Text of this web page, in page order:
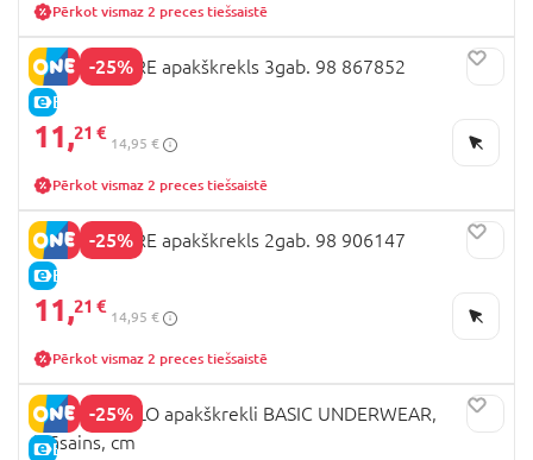
Pērkot vismaz 2 preces tiešsaistē
-25%
E-CENA
MOTHERCARE apakškrekls 3gab. 98 867852
11,21 €
14,95 €
Pērkot vismaz 2 preces tiešsaistē
-25%
E-CENA
MOTHERCARE apakškrekls 2gab. 98 906147
11,21 €
14,95 €
Pērkot vismaz 2 preces tiešsaistē
-25%
E-CENA
COCCODRILLO apakškrekli BASIC UNDERWEAR,
krāsains, cm